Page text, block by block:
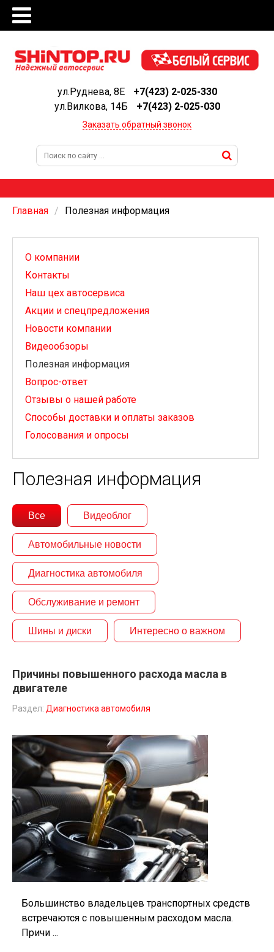
ул.Руднева, 8Е
+7(423) 2-025-330
ул.Вилкова, 14Б
+7(423) 2-025-030
Заказать обратный звонок
Главная Полезная информация
Полезная информация
Все Видеоблог
Автомобильные новости
Диагностика автомобиля
Обслуживание и ремонт
Шины и диски Интересно о важном
Причины повышенного расхода масла в
двигателе
Раздел: Диагностика автомобиля
Большинство владельцев транспортных средств
встречаются с повышенным расходом масла.
Причи ...
О компании
Контакты
Наш цех автосервиса
Акции и спецпредложения
Новости компании
Видеообзоры
Полезная информация
Вопрос-ответ
Отзывы о нашей работе
Способы доставки и оплаты заказов
Голосования и опросы